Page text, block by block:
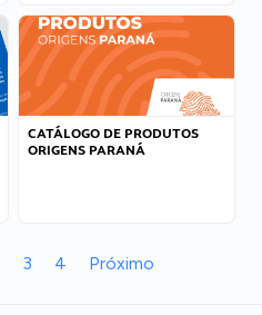
CATÁLOGO DE PRODUTOS
ORIGENS PARANÁ
3 4 Próximo